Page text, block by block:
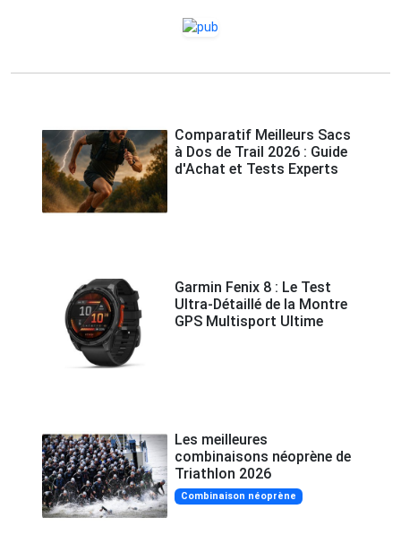
Comparatif Meilleurs Sacs
à Dos de Trail 2026 : Guide
d'Achat et Tests Experts
Garmin Fenix 8 : Le Test
Ultra-Détaillé de la Montre
GPS Multisport Ultime
Les meilleures
combinaisons néoprène de
Triathlon 2026
Combinaison néoprène